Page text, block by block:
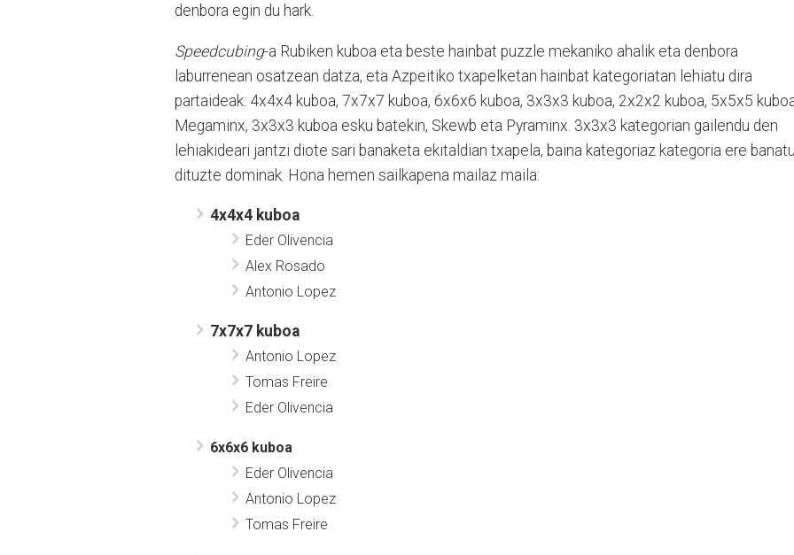
denbora egin du hark.
Speedcubing-a Rubiken kuboa eta beste hainbat puzzle mekaniko ahalik eta denbora
laburrenean osatzean datza, eta Azpeitiko txapelketan hainbat kategoriatan lehiatu dira
partaideak: 4x4x4 kuboa, 7x7x7 kuboa, 6x6x6 kuboa, 3x3x3 kuboa, 2x2x2 kuboa, 5x5x5
Megaminx, 3x3x3 kuboa esku batekin, Skewb eta Pyraminx. 3x3x3 kategorian gailendu den
lehiakideari jantzi diote sari banaketa ekitaldian txapela, baina kategoriaz kategoria ere banatu
dituzte dominak. Hona hemen sailkapena mailaz maila:
4x4x4 kuboa
Eder Olivencia
Alex Rosado
Antonio Lopez
7x7x7 kuboa
Antonio Lopez
Tomas Freire
Eder Olivencia
6x6x6 kuboa
Eder Olivencia
Antonio Lopez
Tomas Freire